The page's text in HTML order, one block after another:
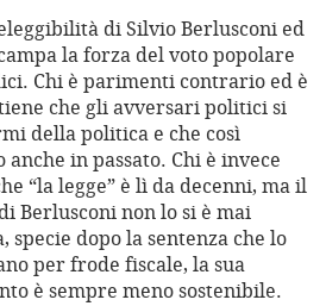
di Silvio Berlusconi ed
la forza del voto popolare
Chi è parimenti contrario ed è
che gli avversari politici si
della politica e che così
in passato. Chi è invece
“la legge” è lì da decenni, ma il
Berlusconi non lo si è mai
specie dopo la sentenza che lo
per frode fiscale, la sua
è sempre meno sostenibile.